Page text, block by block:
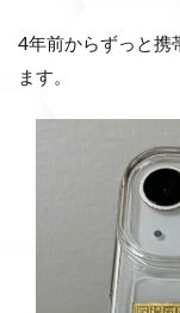
4年前からずっと携
ます。